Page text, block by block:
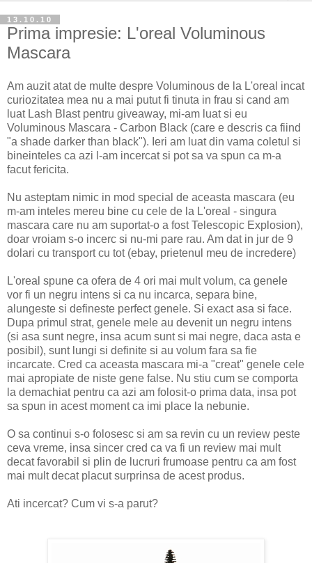
13.10.10
Prima impresie: L'oreal Voluminous
Mascara
Am auzit atat de multe despre Voluminous de la L'oreal incat
curiozitatea mea nu a mai putut fi tinuta in frau si cand am
luat Lash Blast pentru giveaway, mi-am luat si eu
Voluminous Mascara - Carbon Black (care e descris ca fiind
"a shade darker than black"). Ieri am luat din vama coletul si
bineinteles ca azi l-am incercat si pot sa va spun ca m-a
facut fericita.
Nu asteptam nimic in mod special de aceasta mascara (eu
m-am inteles mereu bine cu cele de la L'oreal - singura
mascara care nu am suportat-o a fost Telescopic Explosion),
doar vroiam s-o incerc si nu-mi pare rau. Am dat in jur de 9
dolari cu transport cu tot (ebay, prietenul meu de incredere)
L'oreal spune ca ofera de 4 ori mai mult volum, ca genele
vor fi un negru intens si ca nu incarca, separa bine,
alungeste si defineste perfect genele. Si exact asa si face.
Dupa primul strat, genele mele au devenit un negru intens
(si asa sunt negre, insa acum sunt si mai negre, daca asta e
posibil), sunt lungi si definite si au volum fara sa fie
incarcate. Cred ca aceasta mascara mi-a "creat" genele cele
mai apropiate de niste gene false. Nu stiu cum se comporta
la demachiat pentru ca azi am folosit-o prima data, insa pot
sa spun in acest moment ca imi place la nebunie.
O sa continui s-o folosesc si am sa revin cu un review peste
ceva vreme, insa sincer cred ca va fi un review mai mult
decat favorabil si plin de lucruri frumoase pentru ca am fost
mai mult decat placut surprinsa de acest produs.
Ati incercat? Cum vi s-a parut?